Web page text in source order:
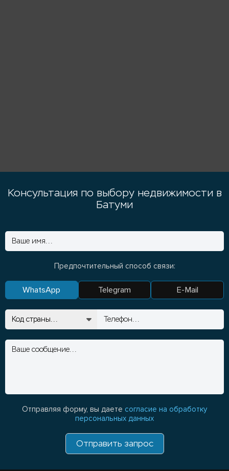
Консультация по выбору недвижимости в
Батуми
Предпочтительный способ связи:
WhatsApp Telegram E-Mail
Отправляя форму, вы даете согласие на обработку
персональных данных
Отправить запрос